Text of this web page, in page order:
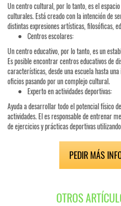
Un centro cultural, por lo tanto, es el
culturales. Está creado con la intención de
distintas expresiones artísticas, filosóficas,
Centros escolares:
Un centro educativo, por lo tanto, es un
Es posible encontrar centros educativos de
características, desde una escuela hasta
oficios pasando por un complejo cultural.
Experto en actividades deportivas:
Ayuda a desarrollar todo el potencial físico
actividades. El es responsable de entrenar
de ejercicios y prácticas deportivas
PEDIR MÁS
OTROS